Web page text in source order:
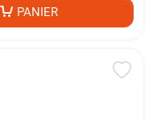
PANIER